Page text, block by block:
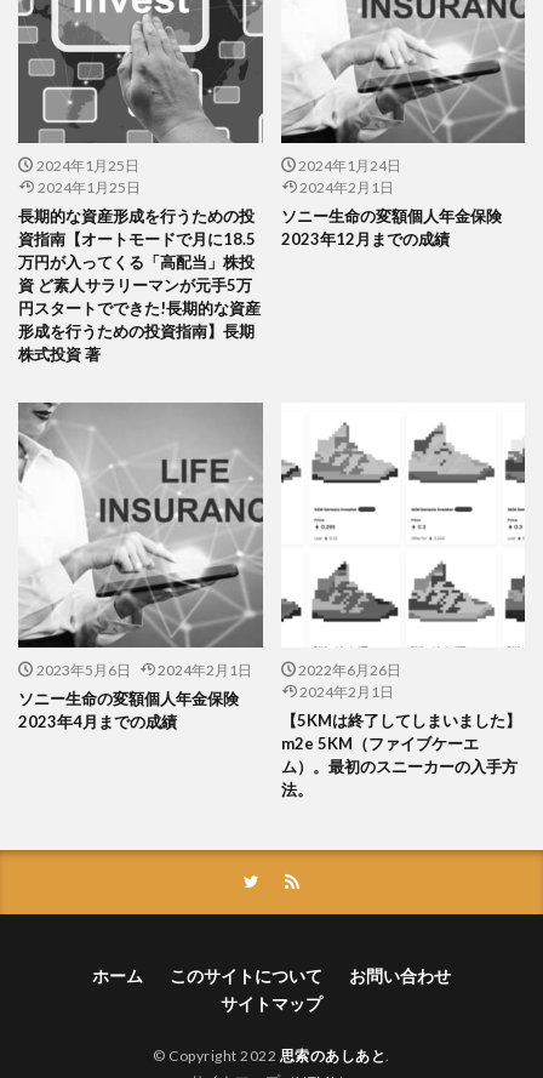
2024年1月25日
2024年1月25日
長期的な資産形成を行うための投
資指南【オートモードで月に18.5
万円が入ってくる「高配当」株投
資 ど素人サラリーマンが元手5万
円スタートでできた!長期的な資産
形成を行うための投資指南】長期
株式投資 著
2024年1月24日
2024年2月1日
ソニー生命の変額個人年金保険
2023年12月までの成績
2023年5月6日 2024年2月1日
ソニー生命の変額個人年金保険
2023年4月までの成績
2022年6月26日
2024年2月1日
【5KMは終了してしまいました】
m2e 5KM（ファイブケーエ
ム）。最初のスニーカーの入手方
法。
ホーム このサイトについて
お問い合わせ
サイトマップ
© Copyright 2022 思索のあしあと